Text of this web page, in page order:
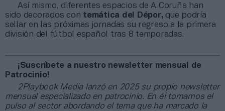
Así mismo, diferentes espacios de A Coruña han
sido decorados con temática del Dépor, que podría
sellar en las próximas jornadas su regreso a la primera
división del fútbol español tras 8 temporadas.
¡Suscríbete a nuestro newsletter mensual de
Patrocinio!
2Playbook Media lanzó en 2025 su propio newsletter
mensual especializado en patrocinio. En él tomamos el
pulso al sector abordando el tema que ha marcado la